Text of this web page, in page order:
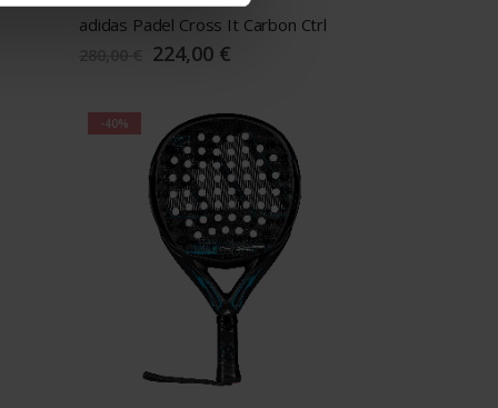
adidas Padel Cross It Carbon Ctrl
Sonderangebot
224,00 €
-40%